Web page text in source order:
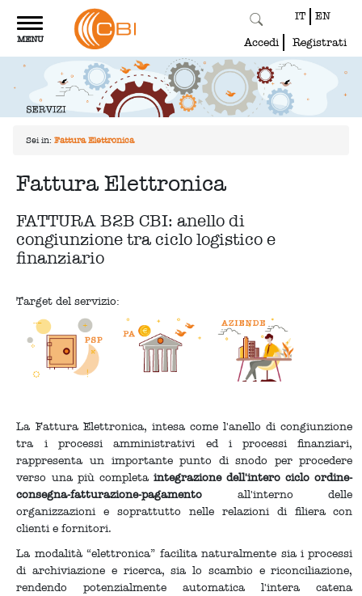
Toggle
navigation
MENU
IT EN
Accedi Registrati
Sei in: Fattura Elettronica
Fattura Elettronica
FATTURA B2B CBI: anello di
congiunzione tra ciclo logistico e
finanziario
Target del servizio:
La Fattura Elettronica, intesa come l'anello di congiunzione
tra i processi amministrativi ed i processi finanziari,
rappresenta un importante punto di snodo per procedere
verso una più completaintegrazione dell'intero ciclo ordine-
consegna-fatturazione-pagamento all'interno delle
organizzazioni e soprattutto nelle relazioni di filiera con
clienti e fornitori.
La modalità “elettronica” facilita naturalmente sia i processi
di archiviazione e ricerca, sia lo scambio e riconciliazione,
rendendo potenzialmente automatica l'intera catena